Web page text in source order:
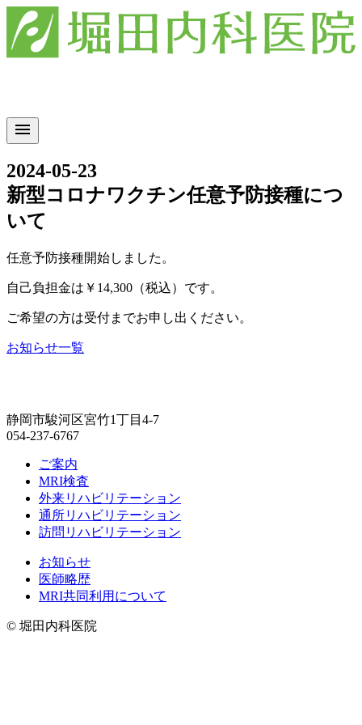
menu
2024-05-23
新型コロナワクチン任意予防接種につ
いて
任意予防接種開始しました。
自己負担金は￥14,300（税込）です。
ご希望の方は受付までお申し出ください。
お知らせ一覧
静岡市駿河区宮竹1丁目4-7
054-237-6767
ご案内
MRI検査
外来リハビリテーション
通所リハビリテーション
訪問リハビリテーション
お知らせ
医師略歴
MRI共同利用について
© 堀田内科医院